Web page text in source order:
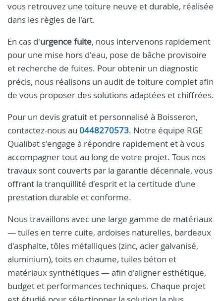
vous retrouvez une toiture neuve et durable, réalisée
dans les règles de l'art.
En cas d'urgence fuite, nous intervenons rapidement
pour une mise hors d'eau, pose de bâche provisoire
et recherche de fuites. Pour obtenir un diagnostic
précis, nous réalisons un audit de toiture complet afin
de vous proposer des solutions adaptées et chiffrées.
Pour un devis gratuit et personnalisé à Boisseron,
contactez-nous au 0448270573. Notre équipe RGE
Qualibat s'engage à répondre rapidement et à vous
accompagner tout au long de votre projet. Tous nos
travaux sont couverts par la garantie décennale, vous
offrant la tranquillité d'esprit et la certitude d'une
prestation durable et conforme.
Nous travaillons avec une large gamme de matériaux
— tuiles en terre cuite, ardoises naturelles, bardeaux
d'asphalte, tôles métalliques (zinc, acier galvanisé,
aluminium), toits en chaume, tuiles béton et
matériaux synthétiques — afin d'aligner esthétique,
budget et performances techniques. Chaque projet